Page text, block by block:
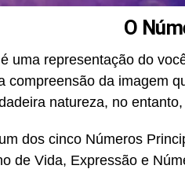
O
uma representação do
compreensão da imagem
natureza, no
dos cinco Números
de Vida, Expressão e